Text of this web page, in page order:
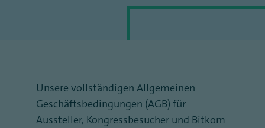
Unsere vollständigen Allgemeinen
Geschäftsbedingungen (AGB) für
Aussteller, Kongressbesucher und Bitkom